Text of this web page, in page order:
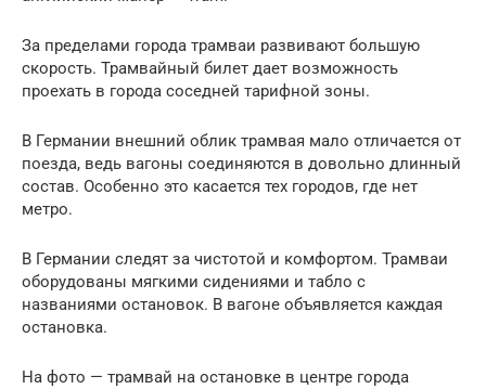
За пределами города трамваи развивают большую
скорость. Трамвайный билет дает возможность
проехать в города соседней тарифной зоны.
В Германии внешний облик трамвая мало отличается от
поезда, ведь вагоны соединяются в довольно длинный
состав. Особенно это касается тех городов, где нет
метро.
В Германии следят за чистотой и комфортом. Трамваи
оборудованы мягкими сидениями и табло с
названиями остановок. В вагоне объявляется каждая
остановка.
На фото — трамвай на остановке в центре города